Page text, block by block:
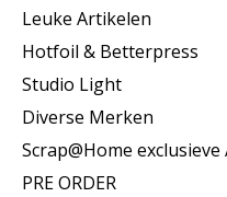
Leuke Artikelen
Hotfoil & Betterpress
Studio Light
Diverse Merken
Scrap@Home
PRE ORDER